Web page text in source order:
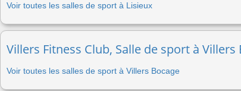
Voir toutes les salles de sport à Lisieux
Villers Fitness Club, Salle de sport à Villers
Voir toutes les salles de sport à Villers Bocage